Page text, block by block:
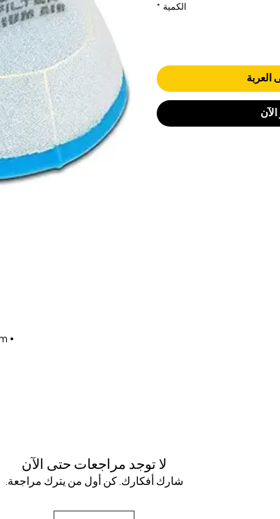
• Heat Laminated, Dual-Stage Reticulated Foam
الكمية *
العربة
الآن
لا توجد مراجعات حتى الآن
شارك أفكارك. كن أول من يترك مراجعة.